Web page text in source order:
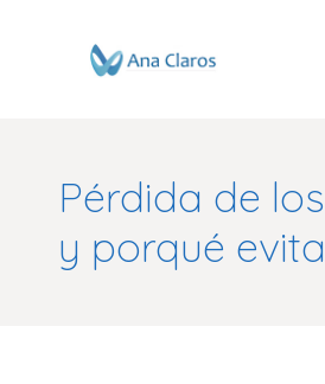
Pérdida de
y porqué